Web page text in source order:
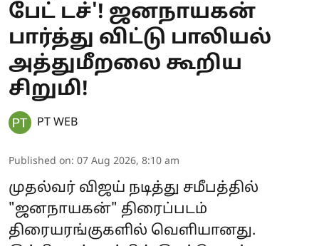
பேட் டச்'! ஜனநாயகன்
பார்த்து விட்டு பாலியல்
அத்துமீறலை கூறிய
சிறுமி!
PT WEB
Published on: 07 Aug 2026, 8:10 am
முதல்வர் விஜய் நடித்து சமீபத்தில்
"ஜனநாயகன்" திரைப்படம்
திரையரங்குகளில் வெளியானது.